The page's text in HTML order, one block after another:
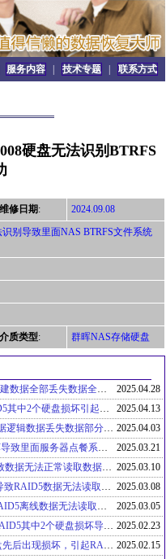
服务内容 技术专题 联系方式
硬盘无法识别BTRFS
维修日期: 2024.09.08
别导致里面NAS BTRFS文件系统
介质类型: 群晖NAS存储硬盘
超微服务器硬盘18T*5硬盘损坏之后重建数据全部丢失数据全部恢复成功
2025.04.28
戴尔DELL T620服务器4个硬盘做RAID5其中2个硬盘损坏引起数据无法读取数据全部恢复成功
2025.04.13
华为OceanStor存储其中一个LUN卷数据逻辑数据丢失数据部分恢复成功 2025.04.03
联想ST558服务器RAID1硬盘先后损坏导致里面服务器点餐系统奔溃数据全部恢复成功
2025.03.21
戴尔T140服务器RAID5多硬盘损坏导致数据无法正常读取数据全部恢复成功 2025.03.10
组装RAID5视频服务器，多硬盘损坏导致RAID5数据无法读取数据全部恢复成功 2025.03.08
华为OceanStore存储多硬盘损坏导致RAID5离线数据无法读取数据全部恢复成功
2025.03.05
戴尔R6715服务器12个8T固态硬盘做RAID5其中2个硬盘损坏导致数据全部丢失数据全部恢复成功 2025.02.23
惠普HP服务器2个硬盘做RAID1，硬盘先后出现损坏，引起RAID1离线，用户需要恢复数据库和开发资料数据全部恢复成功 2025.02.15